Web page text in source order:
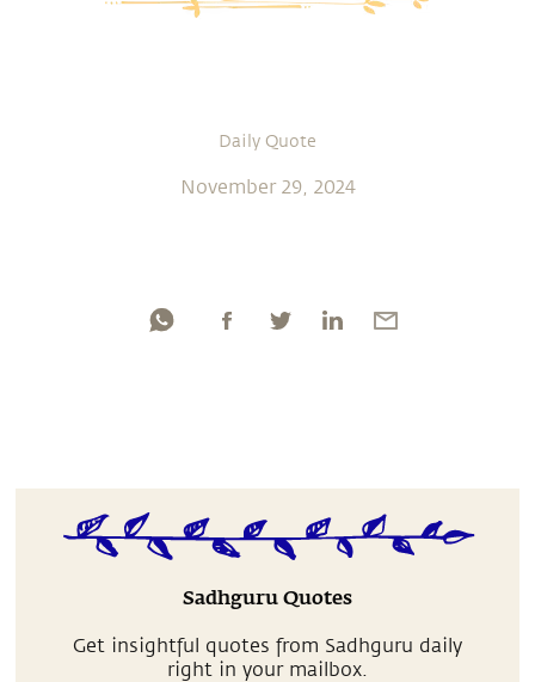
Daily Quote
November 29, 2024
Sadhguru Quotes
Get insightful quotes from Sadhguru daily
right in your mailbox.